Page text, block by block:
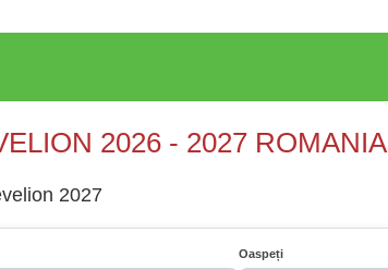
2026 - 2027 ROMANIA
2027
Oaspeți